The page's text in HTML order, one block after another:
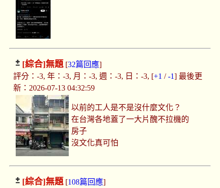
[綜合]無題[32篇回應]
評分：-3, 年：-3, 月：-3, 週：-3, 日：-3, [+1 /-1] 最後更
新：2026-07-13 04:32:59
以前的工人是不是沒什麼文化？
在台灣各地蓋了一大片醜不拉機的
房子
沒文化真可怕
[綜合]無題[108篇回應]